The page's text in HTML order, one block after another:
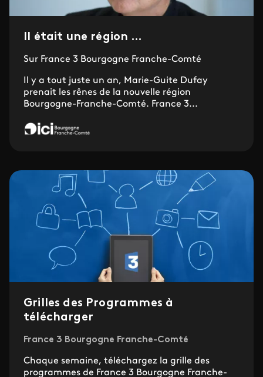
Il était une région ...
Sur France 3 Bourgogne Franche-Comté
Il y a tout juste un an, Marie-Guite Dufay
prenait les rênes de la nouvelle région
Bourgogne-Franche-Comté. France 3...
Grilles des Programmes à
télécharger
France 3 Bourgogne Franche-Comté
Chaque semaine, téléchargez la grille des
programmes de France 3 Bourgogne Franche-